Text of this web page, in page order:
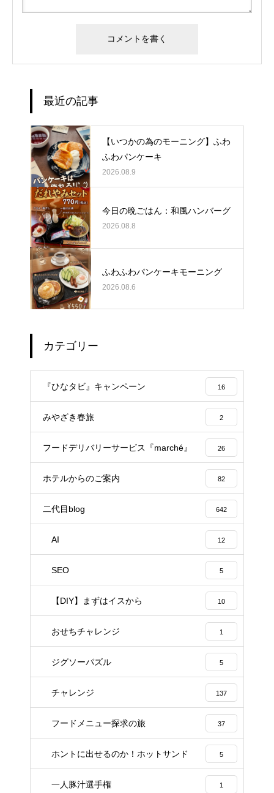
最近の記事
【いつかの為のモーニング】ふわ
ふわパンケーキ
2026.08.9
今日の晩ごはん：和風ハンバーグ
2026.08.8
ふわふわパンケーキモーニング
2026.08.6
カテゴリー
『ひなタビ』キャンペーン 16
みやざき春旅 2
フードデリバリーサービス『marché』 26
ホテルからのご案内 82
二代目blog 642
AI 12
SEO 5
【DIY】まずはイスから 10
おせちチャレンジ 1
ジグソーパズル 5
チャレンジ 137
フードメニュー探求の旅 37
ホントに出せるのか！ホットサンド 5
一人豚汁選手権 1